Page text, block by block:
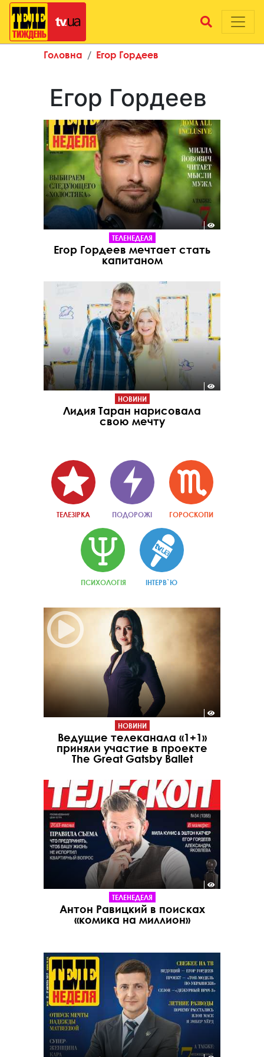
Головна Егор Гордеев
Егор Гордеев
ТЕЛЕНЕДЕЛЯ
Егор Гордеев мечтает стать
капитаном
НОВИНИ
Лидия Таран нарисовала
свою мечту
ТЕЛЕЗІРКА ПОДОРОЖІ ГОРОСКОПИ
ПСИХОЛОГІЯ ІНТЕРВ`Ю
НОВИНИ
Ведущие телеканала «1+1»
приняли участие в проекте
The Great Gatsby Ballet
ТЕЛЕНЕДЕЛЯ
Антон Равицкий в поисках
«комика на миллион»